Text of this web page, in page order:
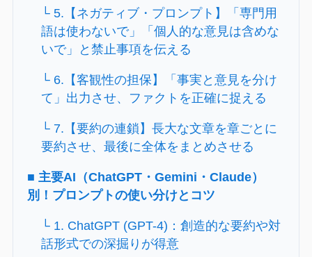
└ 5.【ネガティブ・プロンプト】「専門用
語は使わないで」「個人的な意見は含めな
いで」と禁止事項を伝える
└ 6.【客観性の担保】「事実と意見を分け
て」出力させ、ファクトを正確に捉える
└ 7.【要約の連鎖】長大な文章を章ごとに
要約させ、最後に全体をまとめさせる
■ 主要AI（ChatGPT・Gemini・Claude）
別！プロンプトの使い分けとコツ
└ 1. ChatGPT (GPT-4)：創造的な要約や対
話形式での深掘りが得意